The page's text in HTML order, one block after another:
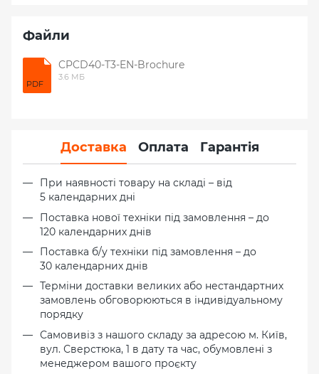
Файли
PDF
CPCD40-T3-EN-Brochure
3.6 МБ
Доставка Оплата Гарантія
При наявності товару на складі – від
5 календарних дні
Поставка нової техніки під замовлення – до
120 календарних днів
Поставка б/у техніки під замовлення – до
30 календарних днів
Терміни доставки великих або нестандартних
замовлень обговорюються в індивідуальному
порядку
Самовивіз з нашого складу за адресою м. Київ,
вул. Сверстюка, 1 в дату та час, обумовлені з
менеджером вашого проєкту